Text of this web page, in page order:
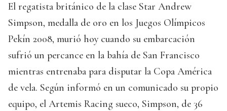
El regatista británico de la clase Star Andrew
Simpson, medalla de oro en los Juegos Olímpicos
Pekín 2008, murió hoy cuando su embarcación
sufrió un percance en la bahía de San Francisco
mientras entrenaba para disputar la Copa América
de vela. Según informó en un comunicado su propio
equipo, el Artemis Racing sueco, Simpson, de 36